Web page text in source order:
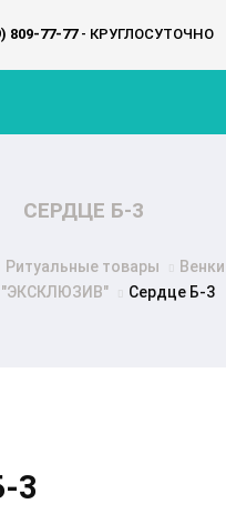
809-77-77 - КРУГЛОСУТОЧНО
СЕРДЦЕ Б-3
Ритуальные товары
Венки
"ЭКСКЛЮЗИВ"
Сердце Б-3
3